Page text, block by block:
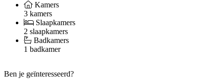
Kamers
3 kamers
Slaapkamers
2 slaapkamers
Badkamers
1 badkamer
Ben je geïnteresseerd?